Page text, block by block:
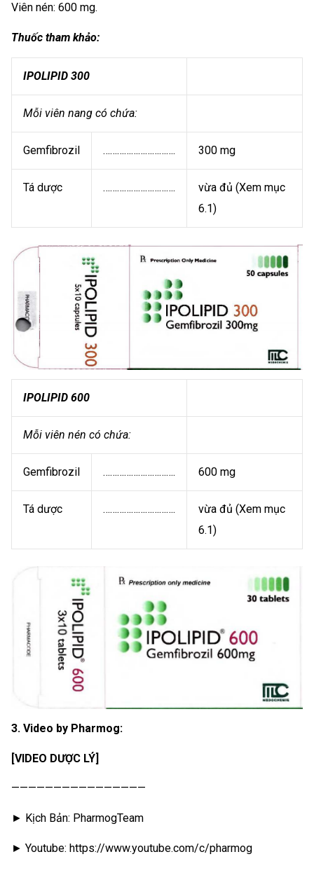
Viên nén: 600 mg.
Thuốc tham khảo:
IPOLIPID 300
Mỗi viên nang có chứa:
Gemfibrozil …………………………. 300 mg
Tá dược ………………………….
vừa đủ (Xem mục
6.1)
IPOLIPID 600
Mỗi viên nén có chứa:
Gemfibrozil …………………………. 600 mg
Tá dược ………………………….
vừa đủ (Xem mục
6.1)
3. Video by Pharmog:
[VIDEO DƯỢC LÝ]
————————————————
► Kịch Bản: PharmogTeam
► Youtube: https://www.youtube.com/c/pharmog